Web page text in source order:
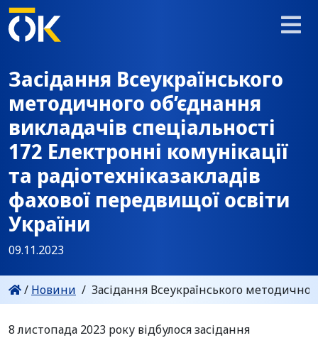
Засідання Всеукраїнського
методичного об’єднання
викладачів спеціальності
172 Електронні комунікації
та радіотехніказакладів
фахової передвищої освіти
України
09.11.2023
/ Новини / Засідання Всеукраїнського
8 листопада 2023 року відбулося засідання